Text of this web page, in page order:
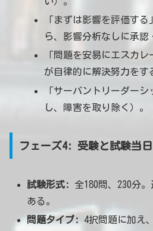
「まずは影響を評価す
ら、影響分析なしに承認
「問題を安易にエスカレ
が自律的に解決努力をす
「サーバントリーダー
し、障害を取り除く）。
フェーズ4: 受験と試験当
試験形式:
全180問、230分
ある。
問題タイプ:
4択問題に加え